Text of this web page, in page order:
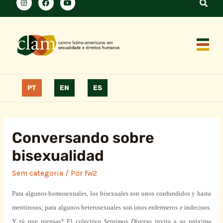
PT EN ES
Conversando sobre
bisexualidad
Sem categoria/ Por fw2
Para algunos homosexuales, los bisexuales son unos confundidos y hasta
mentirosos; para algunos heterosexuales son unos enfermeros e indecisos.
Y tú que piensas? El colectivoSentimos Diverso invita a su próxima